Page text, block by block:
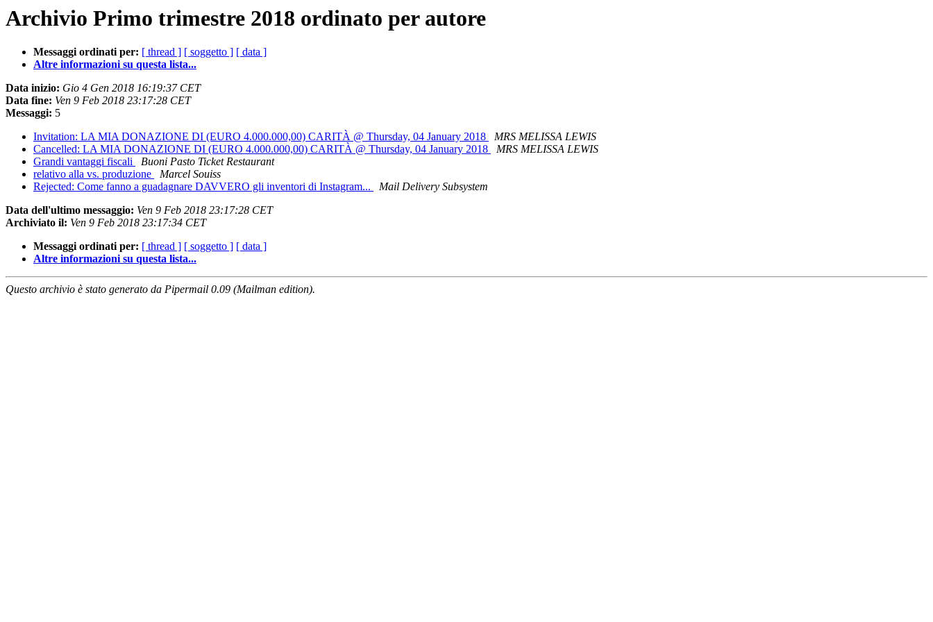
Archivio Primo trimestre 2018 ordinato per autore
Messaggi ordinati per: [ thread ] [ soggetto ] [ data ]
Altre informazioni su questa lista...
Data inizio: Gio 4 Gen 2018 16:19:37 CET
Data fine: Ven 9 Feb 2018 23:17:28 CET
Messaggi: 5
Invitation: LA MIA DONAZIONE DI (EURO 4.000.000,00) CARITÀ @ Thursday, 04 January 2018
MRS MELISSA LEWIS
Cancelled: LA MIA DONAZIONE DI (EURO 4.000.000,00) CARITÀ @ Thursday, 04 January 2018
MRS MELISSA LEWIS
Grandi vantaggi fiscali
Buoni Pasto Ticket Restaurant
relativo alla vs. produzione
Marcel Souiss
Rejected: Come fanno a guadagnare DAVVERO gli inventori di Instagram...
Mail Delivery Subsystem
Data dell'ultimo messaggio: Ven 9 Feb 2018 23:17:28 CET
Archiviato il: Ven 9 Feb 2018 23:17:34 CET
Messaggi ordinati per: [ thread ] [ soggetto ] [ data ]
Altre informazioni su questa lista...
Questo archivio è stato generato da Pipermail 0.09 (Mailman edition).